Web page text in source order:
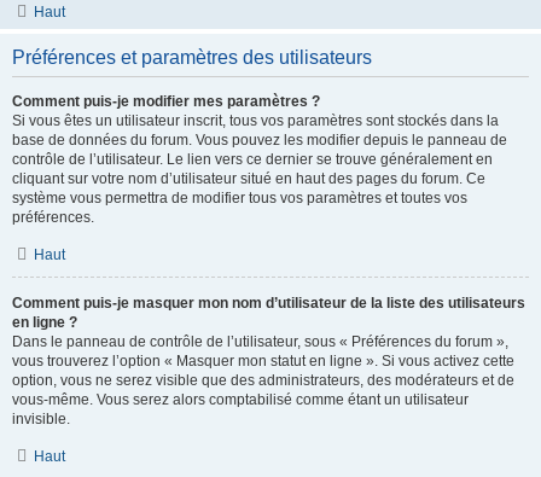
Haut
Préférences et paramètres des utilisateurs
Comment puis-je modifier mes paramètres ?
Si vous êtes un utilisateur inscrit, tous vos paramètres sont stockés dans la
base de données du forum. Vous pouvez les modifier depuis le panneau de
contrôle de l’utilisateur. Le lien vers ce dernier se trouve généralement en
cliquant sur votre nom d’utilisateur situé en haut des pages du forum. Ce
système vous permettra de modifier tous vos paramètres et toutes vos
préférences.
Haut
Comment puis-je masquer mon nom d’utilisateur de la liste des utilisateurs
en ligne ?
Dans le panneau de contrôle de l’utilisateur, sous « Préférences du forum »,
vous trouverez l’option « Masquer mon statut en ligne ». Si vous activez cette
option, vous ne serez visible que des administrateurs, des modérateurs et de
vous-même. Vous serez alors comptabilisé comme étant un utilisateur
invisible.
Haut